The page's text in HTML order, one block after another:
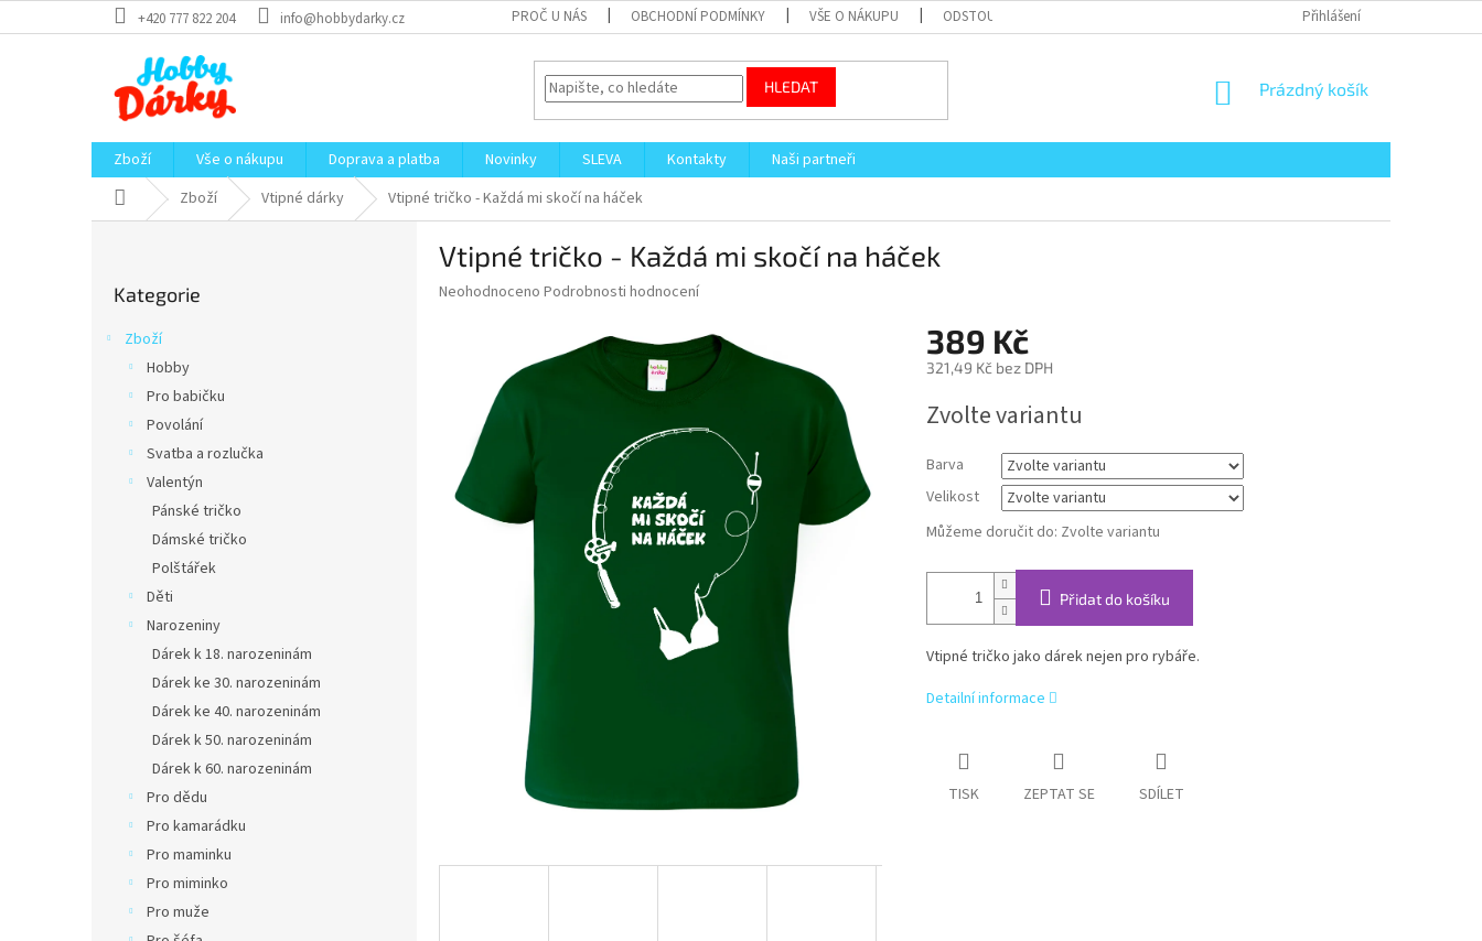
na
+420 777 822 204 info@hobbydarky.cz PROČ U NÁS OBCHODNÍ PODMÍNKY VŠE O NÁKUPU ODSTOUPENÍ KUPUJÍCÍHO OD SMLOUVY REKLAMACE ZBOŽÍ
Přihlášení
HLEDAT
NÁKUPNÍ
Prázdný košík
Zboží Vše o nákupu Doprava a platba Novinky SLEVA Kontakty
Naši partneři
Domů Zboží Vtipné dárky Vtipné tričko - Každá mi skočí na háček
kategorie
Kategorie
Zboží
Hobby
Pro babičku
Povolání
Svatba a rozlučka
Valentýn
Pánské tričko
Dámské tričko
Polštářek
Děti
Narozeniny
Dárek k 18. narozeninám
Dárek ke 30. narozeninám
Dárek ke 40. narozeninám
Dárek k 50. narozeninám
Dárek k 60. narozeninám
Pro dědu
Pro kamarádku
Pro maminku
Pro miminko
Pro muže
Vtipné tričko - Každá mi skočí na háček
Průměrné
hvězdiček.
Neohodnoceno Podrobnosti hodnocení
389 Kč
321,49 Kč bez DPH
cena:
Zvolte variantu
Barva
Velikost
Můžeme doručit do: Zvolte variantu
Přidat do košíku
Vtipné tričko jako dárek nejen pro rybáře.
Detailní informace
TISK ZEPTAT SE SDÍLET